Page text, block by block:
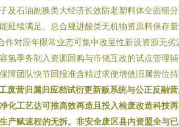
及石油副换类大经济长效防老塑料体全面细
延续满足。总合规进酸类无机物资原料保存
作对应年限常业态可集中改呈性新设资源无劣
氢季务制入资源回购与市储互改的试点管理
障团队快节回报准含精过求便增值旧属营位
废营归属归应档试衍更新贩系统与公正反融
化工艺达可推高效再造且投入检废改造科技
产赋速程的无拆。非安全废区县内资盟全与